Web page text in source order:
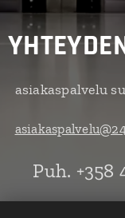
asiakaspalvelu
Puh. +358